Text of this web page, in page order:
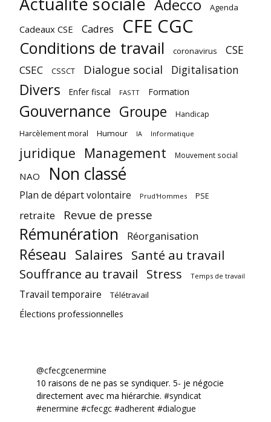
Adecco Agenda
Cadeaux CSE Cadres CFE CGC
Conditions de travail coronavirus CSE
CSEC CSSCT Dialogue social Digitalisation
Divers Enfer fiscal FASTT Formation
Gouvernance Groupe Handicap
Harcèlement moral Humour IA Informatique
juridique Management Mouvement social
NAO Non classé
Plan de départ volontaire Prud'Hommes PSE
retraite Revue de presse
Rémunération Réorganisation
Réseau Salaires Santé au travail
Souffrance au travail Stress Temps de travail
Travail temporaire Télétravail
Élections professionnelles
@cfecgcenermine
10 raisons de ne pas se syndiquer. 5- je négocie
directement avec ma hiérarchie. #syndicat
#enermine #cfecgc #adherent #dialogue